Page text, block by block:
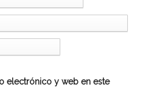
electrónico y web en este